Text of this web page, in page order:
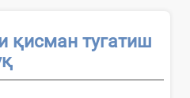
қисман тугатиш